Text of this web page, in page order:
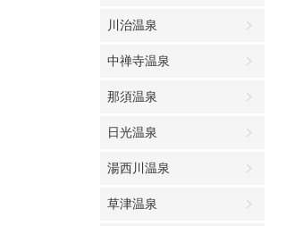
川治温泉
中禅寺温泉
那須温泉
日光温泉
湯西川温泉
草津温泉